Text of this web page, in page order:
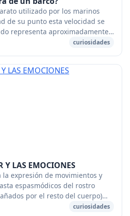
utilizado por los marinos
de su punto esta velocidad se
representa aproximadamente
un barco se expres...curiosidades
Y LAS EMOCIONES
la expresión de movimientos y
espasmódicos del rostro
por el resto del cuerpo)
provocados por (o de...curiosidades